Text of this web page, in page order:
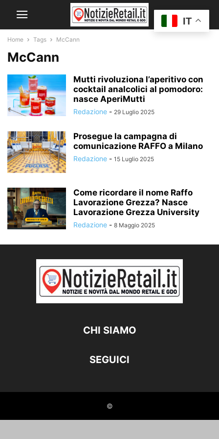
Home Tags McCann
McCann
Mutti rivoluziona l’aperitivo con
cocktail analcolici al pomodoro:
nasce AperiMutti
Redazione - 29 Luglio 2025
Prosegue la campagna di
comunicazione RAFFO a Milano
Redazione - 15 Luglio 2025
Come ricordare il nome Raffo
Lavorazione Grezza? Nasce
Lavorazione Grezza University
Redazione - 8 Maggio 2025
CHI SIAMO
SEGUICI
©
IT